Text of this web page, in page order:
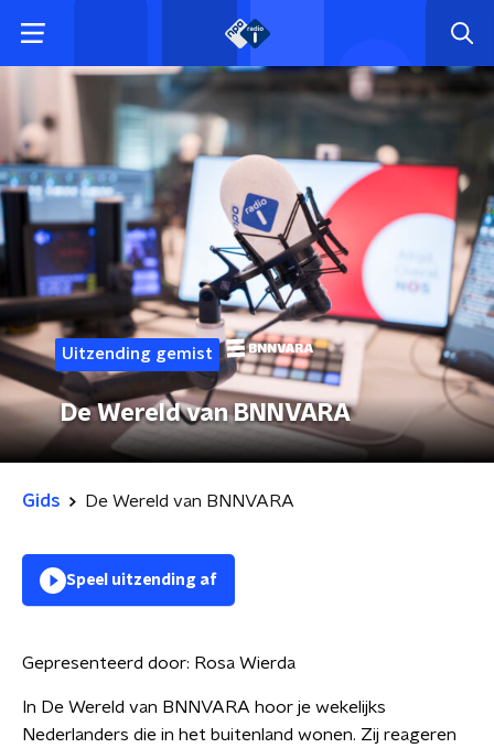
Uitzending gemist
De Wereld van BNNVARA
Gids De Wereld van BNNVARA
Speel uitzending af
Gepresenteerd door: Rosa Wierda
In De Wereld van BNNVARA hoor je wekelijks
Nederlanders die in het buitenland wonen. Zij reageren